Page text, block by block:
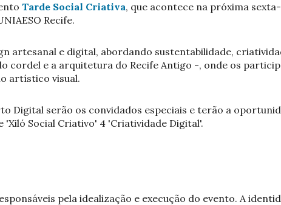
Tarde Social Criativa, que acontece na próxima
Recife.
artesanal e digital, abordando sustentabilidade,
cordel e a arquitetura do Recife Antigo -, onde os
artístico visual.
Digital serão os convidados especiais e terão a
'Xiló Social Criativo' 4 'Criatividade Digital'.
pela idealização e execução do evento. A